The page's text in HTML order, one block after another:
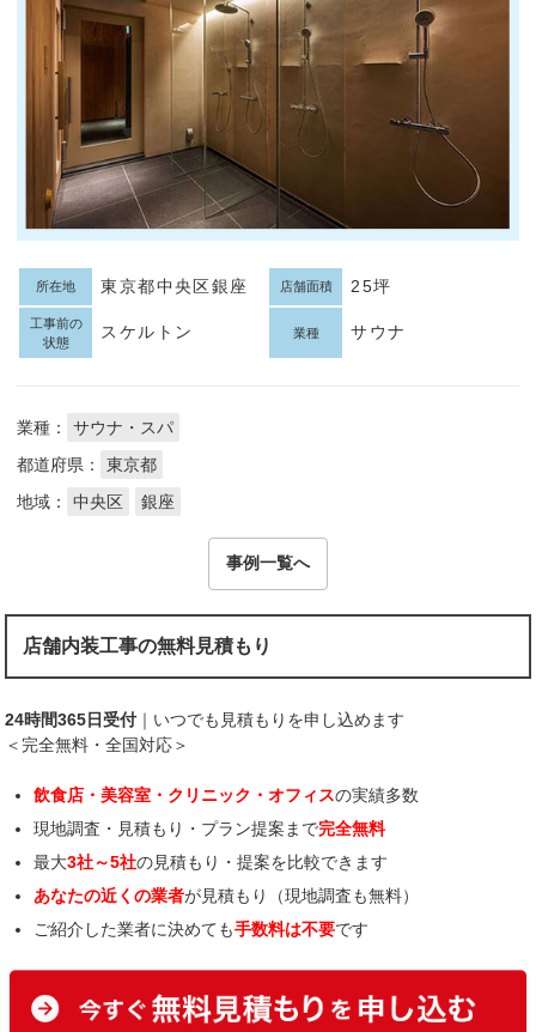
所在地 東京都中央区銀座 店舗面積 25坪
工事前の
状態
スケルトン 業種 サウナ
業種：
サウナ・スパ
都道府県：
東京都
地域：
中央区 銀座
事例一覧へ
店舗内装工事の無料見積もり
24時間365日受付 ｜いつでも見積もりを申し込めます
＜完全無料・全国対応＞
飲食店・美容室・クリニック・オフィスの実績多数
現地調査・見積もり・プラン提案まで完全無料
最大3社～5社の見積もり・提案を比較できます
あなたの近くの業者が見積もり（現地調査も無料）
ご紹介した業者に決めても手数料は不要です